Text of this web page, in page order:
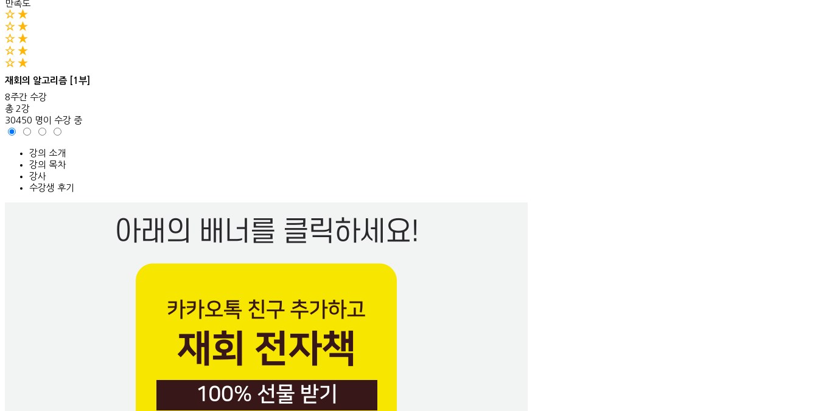
만족도
재회의 알고리즘 [1부]
8주간 수강
총 2강
30450 명이 수강 중
강의 소개
강의 목차
강사
수강생 후기